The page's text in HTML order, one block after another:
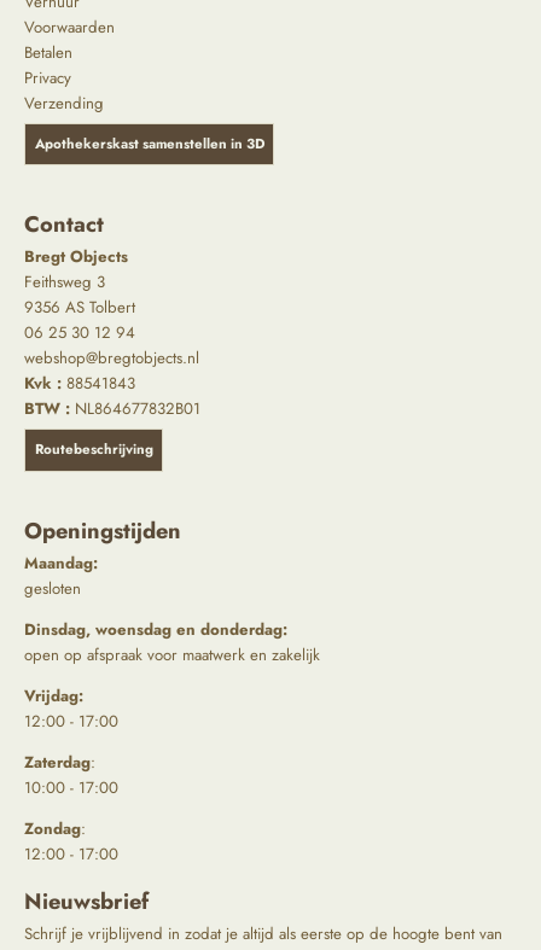
Voorwaarden
Betalen
Privacy
Verzending
Apothekerskast samenstellen in 3D
Contact
Bregt Objects
Feithsweg 3
9356 AS Tolbert
06 25 30 12 94
webshop@bregtobjects.nl
Kvk : 88541843
BTW : NL864677832B01
Routebeschrijving
Openingstijden
Maandag:
gesloten
Dinsdag, woensdag en donderdag:
open op afspraak voor maatwerk en zakelijk
Vrijdag:
12:00 - 17:00
Zaterdag:
10:00 - 17:00
Zondag:
12:00 - 17:00
Nieuwsbrief
Schrijf je vrijblijvend in zodat je altijd als eerste op de hoogte bent van